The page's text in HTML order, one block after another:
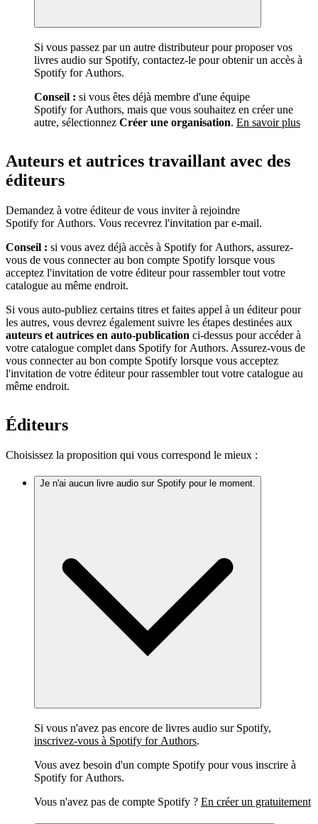
Si vous passez par un autre distributeur pour proposer vos
livres audio sur Spotify, contactez-le pour obtenir un accès à
Spotify for Authors.
Conseil : si vous êtes déjà membre d'une équipe
Spotify for Authors, mais que vous souhaitez en créer une
autre, sélectionnez Créer une organisation. En savoir plus
Auteurs et autrices travaillant avec des
éditeurs
Demandez à votre éditeur de vous inviter à rejoindre
Spotify for Authors. Vous recevrez l'invitation par e-mail.
Conseil : si vous avez déjà accès à Spotify for Authors, assurez-
vous de vous connecter au bon compte Spotify lorsque vous
acceptez l'invitation de votre éditeur pour rassembler tout votre
catalogue au même endroit.
Si vous auto-publiez certains titres et faites appel à un éditeur pour
les autres, vous devrez également suivre les étapes destinées aux
auteurs et autrices en auto-publication ci-dessus pour accéder à
votre catalogue complet dans Spotify for Authors. Assurez-vous de
vous connecter au bon compte Spotify lorsque vous acceptez
l'invitation de votre éditeur pour rassembler tout votre catalogue au
même endroit.
Éditeurs
Choisissez la proposition qui vous correspond le mieux :
Je n'ai aucun livre audio sur Spotify pour le moment.
Si vous n'avez pas encore de livres audio sur Spotify,
inscrivez-vous à Spotify for Authors.
Vous avez besoin d'un compte Spotify pour vous inscrire à
Spotify for Authors.
Vous n'avez pas de compte Spotify ? En créer un gratuitement